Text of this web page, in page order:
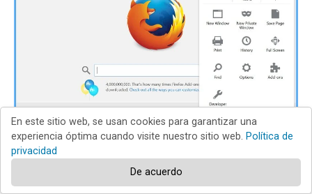
Información para solucionar problemas
En este sitio web, se usan cookies para garantizar una
experiencia óptima cuando visite nuestro sitio web. Política de
privacidad
De acuerdo